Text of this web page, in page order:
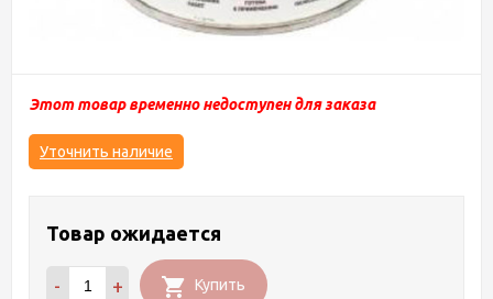
Этот товар временно недоступен для заказа
Уточнить наличие
Товар ожидается
- + Купить